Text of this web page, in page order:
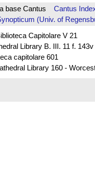
base Cantus Cantus
(Univ. of
Capitolare V 21
Library B. III. 11 f. 143v
capitolare 601
Library 160 -